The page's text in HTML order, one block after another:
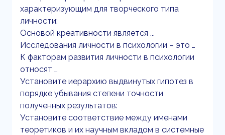
характеризующим для творческого типа
личности:
Основой креативности является ...
Исследования личности в психологии – это …
К факторам развития личности в психологии
относят …
Установите иерархию выдвинутых гипотез в
порядке убывания степени точности
полученных результатов:
Установите соответствие между именами
теоретиков и их научным вкладом в системные